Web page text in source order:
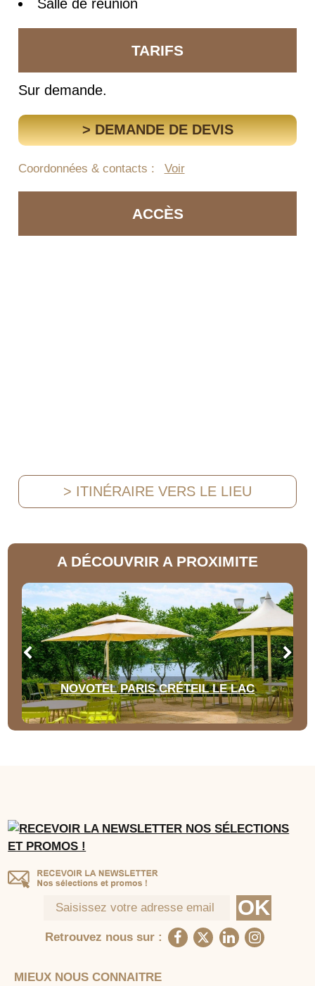
Salle de réunion
TARIFS
Sur demande.
> DEMANDE DE DEVIS
Coordonnées & contacts : Voir
ACCÈS
> ITINÉRAIRE VERS LE LIEU
A DÉCOUVRIR A PROXIMITE
NOVOTEL PARIS CRÉTEIL LE LAC
Retrouvez nous sur :
MIEUX NOUS CONNAITRE